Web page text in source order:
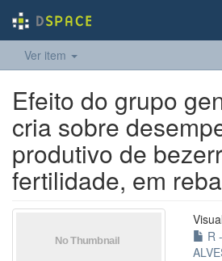
Ver item
Efeito do grupo
cria sobre
produtivo de
fertilidade, em
R